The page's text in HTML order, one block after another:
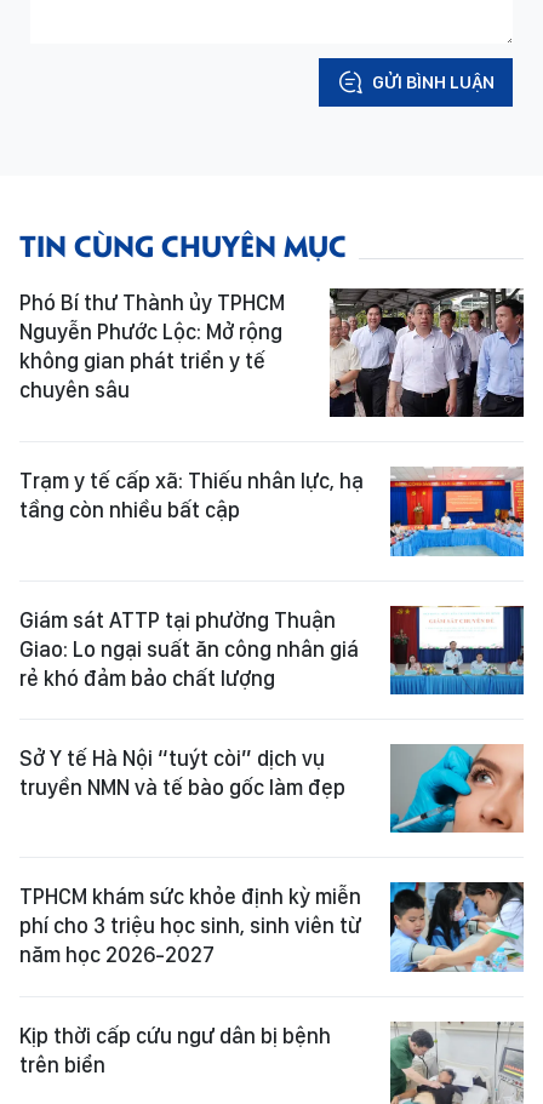
GỬI BÌNH LUẬN
TIN CÙNG CHUYÊN MỤC
Phó Bí thư Thành ủy TPHCM
Nguyễn Phước Lộc: Mở rộng
không gian phát triển y tế
chuyên sâu
Trạm y tế cấp xã: Thiếu nhân lực, hạ
tầng còn nhiều bất cập
Giám sát ATTP tại phường Thuận
Giao: Lo ngại suất ăn công nhân giá
rẻ khó đảm bảo chất lượng
Sở Y tế Hà Nội “tuýt còi” dịch vụ
truyền NMN và tế bào gốc làm đẹp
TPHCM khám sức khỏe định kỳ miễn
phí cho 3 triệu học sinh, sinh viên từ
năm học 2026-2027
Kịp thời cấp cứu ngư dân bị bệnh
trên biển